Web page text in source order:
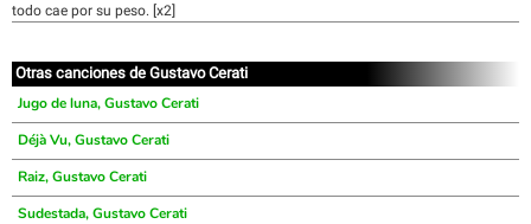
todo cae por su peso. [x2]
Otras canciones de Gustavo Cerati
Jugo de luna, Gustavo Cerati
Déjà Vu, Gustavo Cerati
Raiz, Gustavo Cerati
Sudestada, Gustavo Cerati